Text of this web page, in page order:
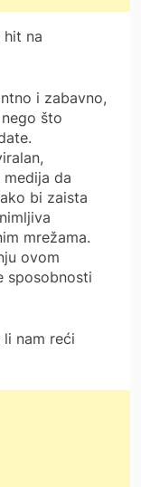
hit na
i zabavno,
što
da
bi zaista
mrežama.
ovom
sposobnosti
nam reći